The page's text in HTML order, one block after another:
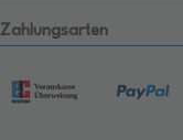
Zahlungsarten